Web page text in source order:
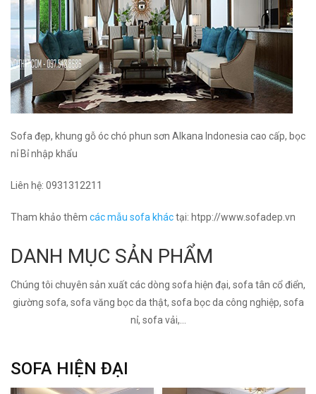
Sofa đẹp, khung gỗ óc chó phun sơn Alkana Indonesia cao cấp, bọc
nỉ Bỉ nhập khẩu
Liên hệ: 0931312211
Tham khảo thêm các mẫu sofa kháctại: htpp://www.sofadep.vn
DANH MỤC SẢN PHẨM
Chúng tôi chuyên sản xuất các dòng sofa hiện đại, sofa tân cổ điển,
giường sofa, sofa văng bọc da thật, sofa bọc da công nghiệp, sofa
nỉ, sofa vải,...
SOFA HIỆN ĐẠI